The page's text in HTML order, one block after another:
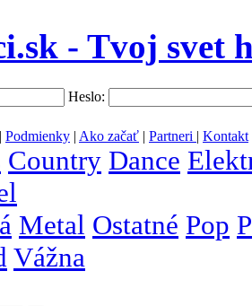
- Tvoj svet
Heslo:
| Podmienky | Ako začať | Partneri | Kontakt
Country Dance
Metal Ostatné Pop
Vážna